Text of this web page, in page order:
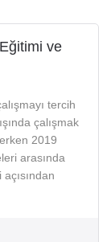
ve
tercih
çalışmak
2019
arasında